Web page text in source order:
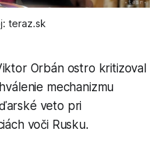
teraz.sk
Orbán ostro kritizoval
mechanizmu
veto pri
voči Rusku.